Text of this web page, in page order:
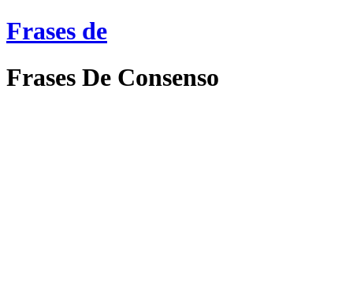
Frases de
Frases De Consenso